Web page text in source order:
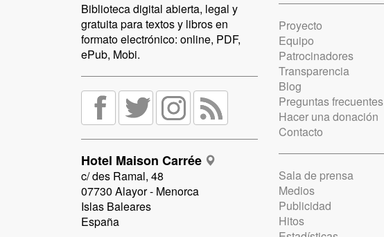
Biblioteca digital abierta, legal y
gratuita para textos y libros en
formato electrónico: online, PDF,
ePub, Mobi.
Hotel Maison Carrée
c/ des Ramal, 48
07730 Alayor - Menorca
Islas Baleares
España
Proyecto
Equipo
Patrocinadores
Transparencia
Blog
Preguntas frecuentes
Hacer una donación
Contacto
Sala de prensa
Medios
Publicidad
Hitos